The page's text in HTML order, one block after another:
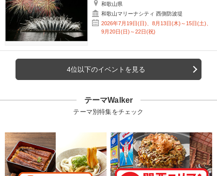
和歌山県
和歌山マリーナシティ 西側防波堤
2026年7月19日(日)、8月13日(木)～15日(土)、
9月20日(日)～22日(祝)
4位以下のイベントを見る
テーマWalker
テーマ別特集をチェック